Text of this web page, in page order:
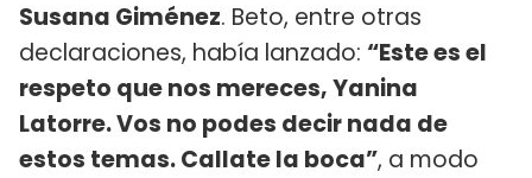
Susana Giménez. Beto, entre otras
declaraciones, había lanzado: “Este es el
respeto que nos mereces, Yanina
Latorre. Vos no podes decir nada de
estos temas. Callate la boca”, a modo